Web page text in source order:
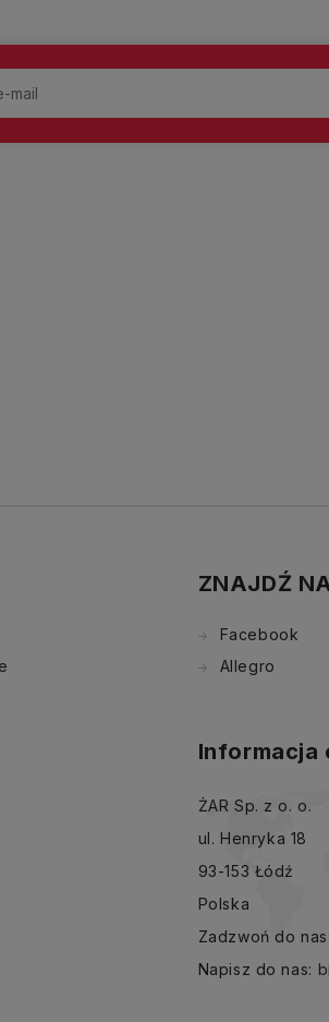
ZNAJDŹ
Facebook
Allegro
Informacja
ŻAR Sp. z o. o.
ul. Henryka 18
93-153 Łódź
Polska
Zadzwoń do nas:
Napisz do nas: